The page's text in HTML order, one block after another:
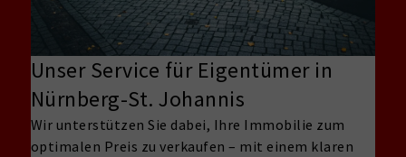
Unser Service für Eigentümer in
Nürnberg-St. Johannis
Wir unterstützen Sie dabei, Ihre Immobilie zum
optimalen Preis zu verkaufen – mit einem klaren